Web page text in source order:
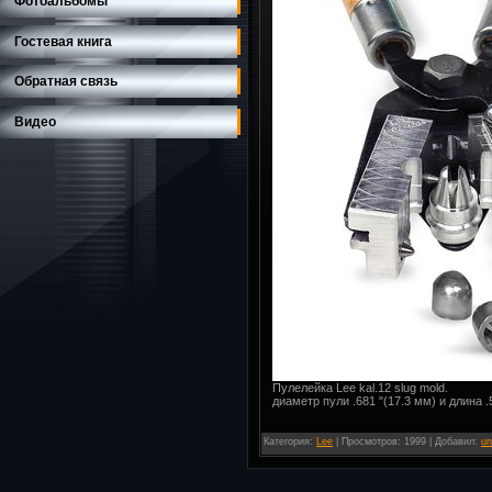
Гостевая книга
Обратная связь
Видео
Пулелейка Lee kal.12 slug mold.
диаметр пули .681 "(17.3 мм) и длина
Категория: Lee Просмотров: 1999 | Добавил: